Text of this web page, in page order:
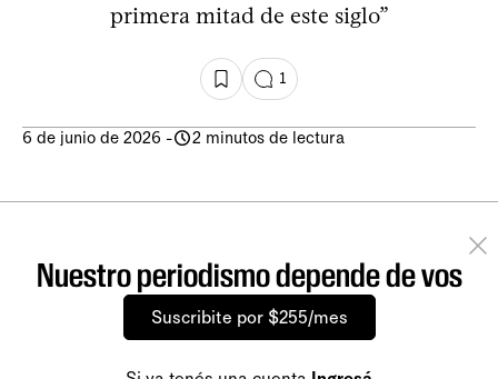
primera mitad de este siglo”
1
6 de junio de 2026 - 2 minutos de lectura
Nuestro periodismo depende de vos
Suscribite por $255/mes